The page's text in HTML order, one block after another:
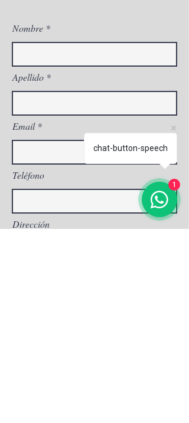
Nombre
Apellido
Email
Teléfono
Dirección
chat-button-speech
1